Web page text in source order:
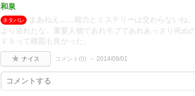
和泉
ネタバレ
まあねえ……能力とミステリーは交わらないね
より迫れたな。重要人物であれモブであれあっさり死ぬ
ＶＳって構図も良かった。
ナイス コメント(0) 2014/09/01